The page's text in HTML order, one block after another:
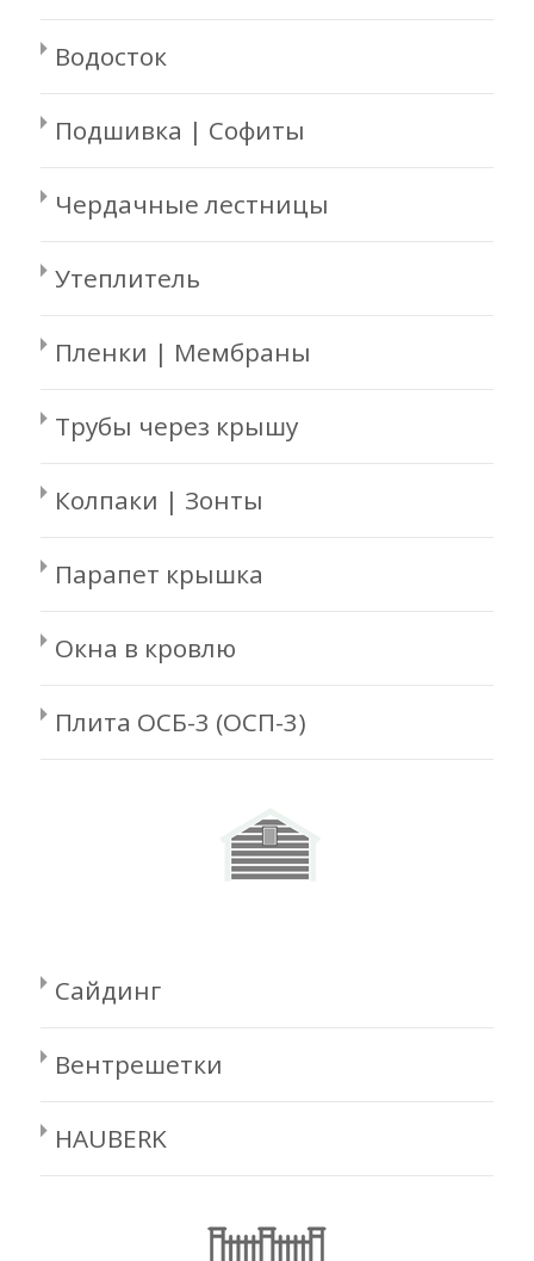
Водосток
Подшивка | Софиты
Чердачные лестницы
Утеплитель
Пленки | Мембраны
Трубы через крышу
Колпаки | Зонты
Парапет крышка
Окна в кровлю
Плита ОСБ-3 (ОСП-3)
Сайдинг
Вентрешетки
HAUBERK